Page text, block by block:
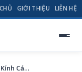
GIỚI THIỆU LIÊN HỆ
Thánh Lễ Mừng Kính Các Thánh Nam Nữ Năm 2025